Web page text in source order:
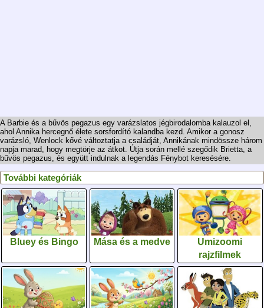
A Barbie és a bűvös pegazus egy varázslatos jégbirodalomba kalauzol el,
ahol Annika hercegnő élete sorsfordító kalandba kezd. Amikor a gonosz
varázsló, Wenlock kővé változtatja a családját, Annikának mindössze három
napja marad, hogy megtörje az átkot. Útja során mellé szegődik Brietta, a
bűvös pegazus, és együtt indulnak a legendás Fénybot keresésére.
További kategóriák
Bluey és Bingo Mása és a medve
Umizoomi
rajzfilmek